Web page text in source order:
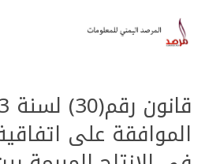
الموافقة على